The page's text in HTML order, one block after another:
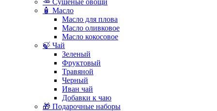
🥕 Сушеные овощи
🧴 Масло
Масло для плова
Масло оливковое
Масло кокосовое
🍃 Чай
Зеленый
Фруктовый
Травяной
Черный
Иван чай
Добавки к чаю
🎁 Подарочные наборы